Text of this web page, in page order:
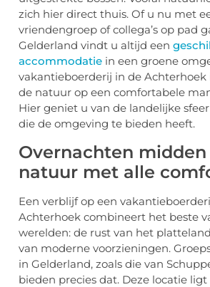
zich hier direct thuis. Of u nu met
vriendengroep of collega’s op pad
Gelderland vindt u altijd een
accommodatie in een groene
vakantieboerderij in de Achterhoek
de natuur op een comfortabele
Hier geniet u van de landelijke
die de omgeving te bieden heeft.
Overnachten midden
natuur met alle
Een verblijf op een
Achterhoek combineert het beste
werelden: de rust van het
van moderne voorzieningen.
in Gelderland, zoals die van
bieden precies dat. Deze locatie